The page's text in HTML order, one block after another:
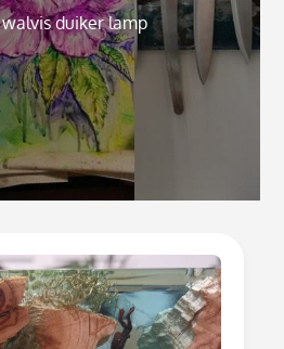
walvis duiker lamp